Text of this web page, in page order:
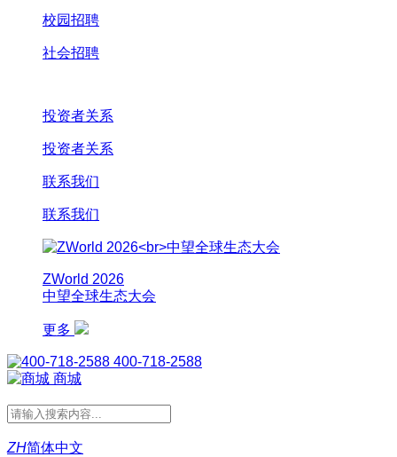
校园招聘
社会招聘
投资者关系
投资者关系
联系我们
联系我们
ZWorld 2026
中望全球生态大会
更多
400-718-2588
商城
ZH简体中文